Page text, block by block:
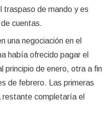
traspaso de mando y es
cuentas.
una negociación en el
había ofrecido pagar el
principio de enero, otra a fin
de febrero. Las primeras
restante completaría el